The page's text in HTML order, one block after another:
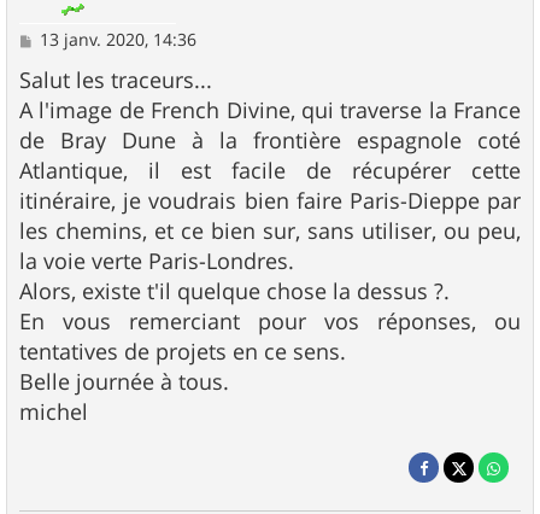
M
s
s
a
g
e
13 janv. 2020, 14:36
Salut les traceurs...
A l'image de French Divine, qui traverse la France
de Bray Dune à la frontière espagnole coté
Atlantique, il est facile de récupérer cette
itinéraire, je voudrais bien faire Paris-Dieppe par
les chemins, et ce bien sur, sans utiliser, ou peu,
la voie verte Paris-Londres.
Alors, existe t'il quelque chose la dessus ?.
En vous remerciant pour vos réponses, ou
tentatives de projets en ce sens.
Belle journée à tous.
michel